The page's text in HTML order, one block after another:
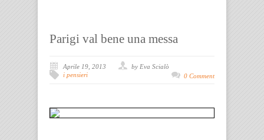
Parigi val bene una messa
Aprile 19, 2013
by Eva Scialò
i pensieri
0 Comment